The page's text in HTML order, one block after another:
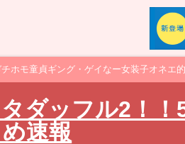
ホモ童貞ギング・ゲイなー女装子オネエ
ダッフル2！
速報